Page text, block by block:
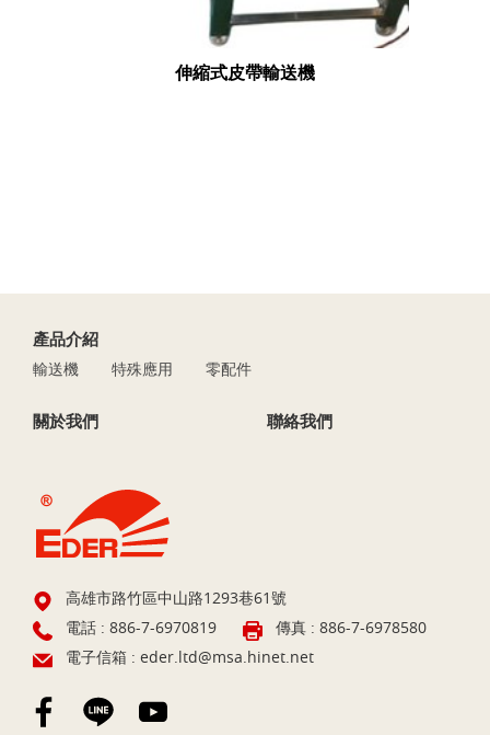
伸縮式皮帶輸送機
產品介紹
輸送機 特殊應用 零配件
關於我們 聯絡我們
高雄市路竹區中山路1293巷61號
電話 : 886-7-6970819
傳真 : 886-7-6978580
電子信箱 : eder.ltd@msa.hinet.net